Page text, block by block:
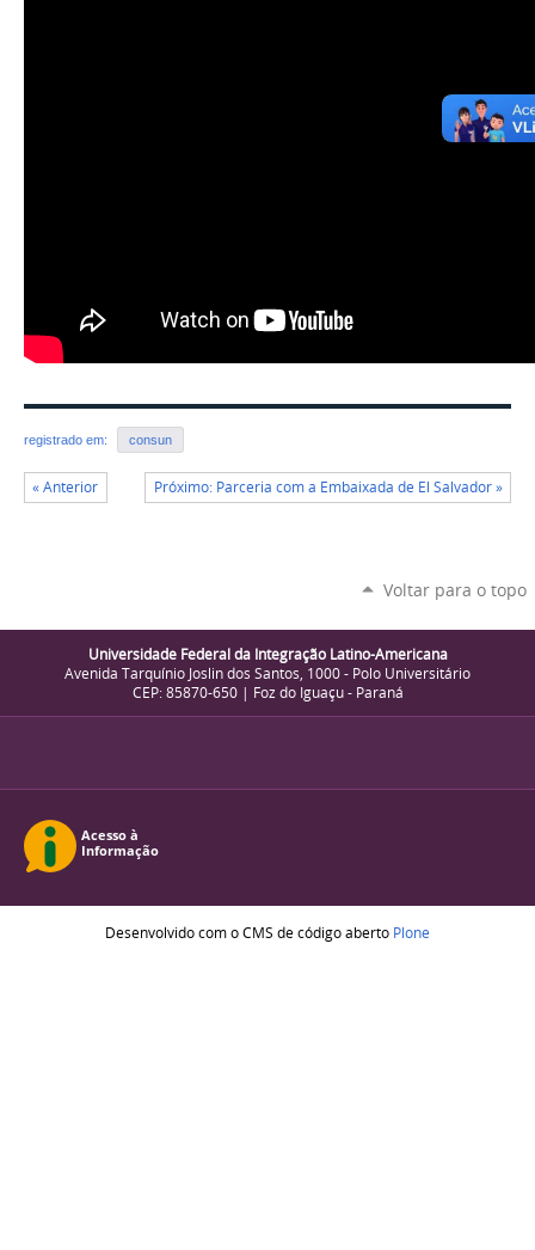
registrado em: consun
« Anterior Próximo: Parceria com a Embaixada de El Salvador »
Voltar para o topo
Universidade Federal da Integração Latino-Americana
Avenida Tarquínio Joslin dos Santos, 1000 - Polo Universitário
CEP: 85870-650 | Foz do Iguaçu - Paraná
Desenvolvido com o CMS de código aberto Plone